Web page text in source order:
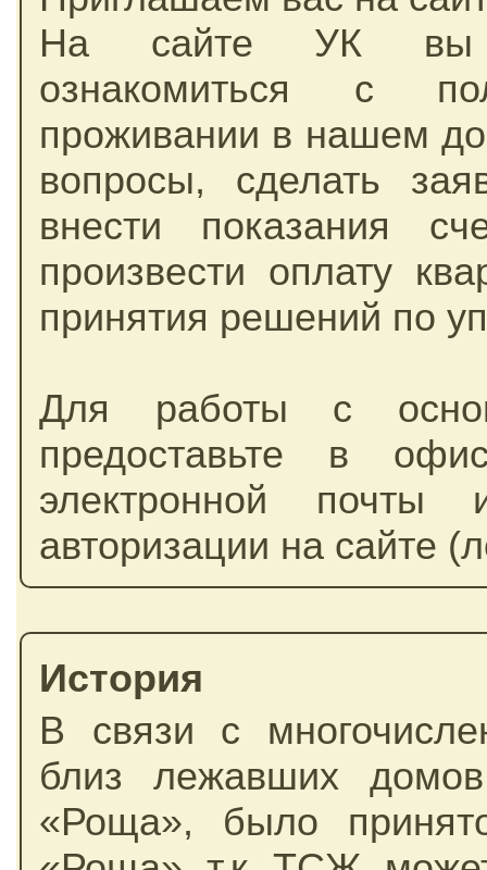
На сайте УК вы
ознакомиться с
проживании в нашем
вопросы, сделать
внести показания
произвести оплату
принятия решений по
Для работы с
предоставьте в
электронной
авторизации на сайте
История
В связи с
близ лежавших
«Роща», было